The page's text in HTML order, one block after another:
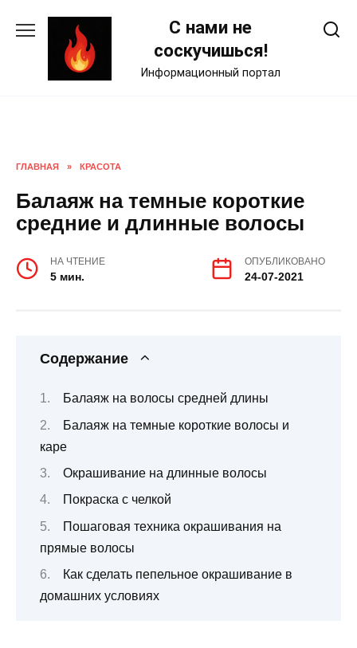
С нами не
соскучишься!
Информационный портал
ГЛАВНАЯ » КРАСОТА
Балаяж на темные короткие
средние и длинные волосы
НА ЧТЕНИЕ
5 мин.
ОПУБЛИКОВАНО
24-07-2021
Содержание
Балаяж на волосы средней длины
Балаяж на темные короткие волосы и
каре
Окрашивание на длинные волосы
Покраска с челкой
Пошаговая техника окрашивания на
прямые волосы
Как сделать пепельное окрашивание в
домашних условиях